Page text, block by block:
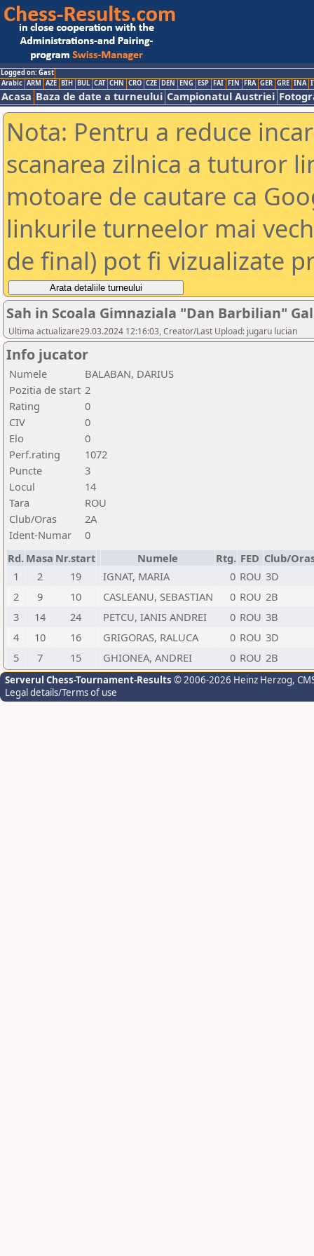
Logged on: Gast
Arabic ARM AZE BIH BUL CAT CHN CRO CZE DEN ENG ESP FAI FIN FRA GER GRE INA
Acasa Baza de date a turneului Campionatul Austriei
Nota: Pentru a reduce
scanarea zilnica a tuturor
motoare de cautare ca
linkurile turneelor mai
de final) pot fi vizualizate
Sah in Scoala Gimnaziala "Dan Barbilian"
Ultima actualizare29.03.2024 12:16:03, Creator/Last Upload: jugaru lucian
Info jucator
Numele
BALABAN, DARIUS
Pozitia de start 2
Rating
0
CIV
0
Elo
0
Perf.rating
1072
Puncte
3
Locul
14
Tara
ROU
Club/Oras
2A
Ident-Numar
0
Rd. Masa Nr.start Numele Rtg. FED Club/
1
2 19 IGNAT, MARIA 0 ROU 3D
2
9 10 CASLEANU, SEBASTIAN 0 ROU 2B
3
14 24 PETCU, IANIS ANDREI 0 ROU 3B
4
10 16 GRIGORAS, RALUCA 0 ROU 3D
5
7 15 GHIONEA, ANDREI 0 ROU 2B
Serverul Chess-Tournament-Results © 2006-2026 Heinz Herzog,
Legal details/Terms of use